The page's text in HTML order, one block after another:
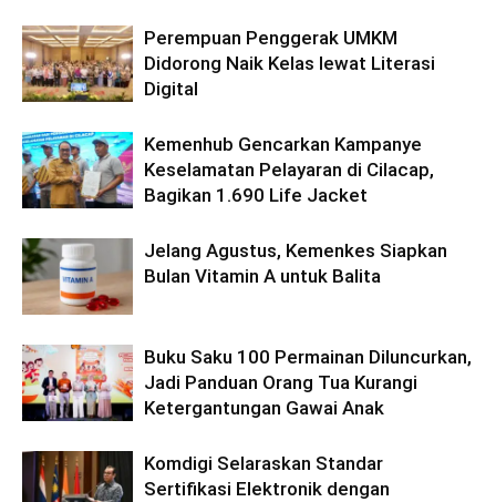
Perempuan Penggerak UMKM
Didorong Naik Kelas lewat Literasi
Digital
Kemenhub Gencarkan Kampanye
Keselamatan Pelayaran di Cilacap,
Bagikan 1.690 Life Jacket
Jelang Agustus, Kemenkes Siapkan
Bulan Vitamin A untuk Balita
Buku Saku 100 Permainan Diluncurkan,
Jadi Panduan Orang Tua Kurangi
Ketergantungan Gawai Anak
Komdigi Selaraskan Standar
Sertifikasi Elektronik dengan